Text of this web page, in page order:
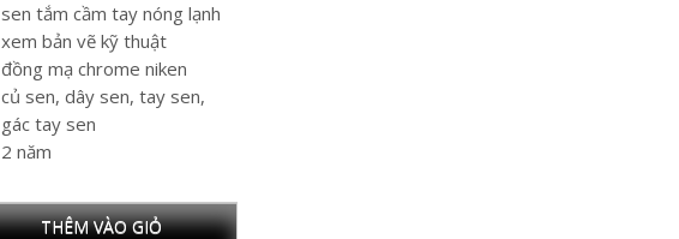
sen tắm cầm tay nóng lạnh
xem bản vẽ kỹ thuật
đồng mạ chrome niken
củ sen, dây sen, tay sen,
gác tay sen
2 năm
THÊM VÀO GIỎ